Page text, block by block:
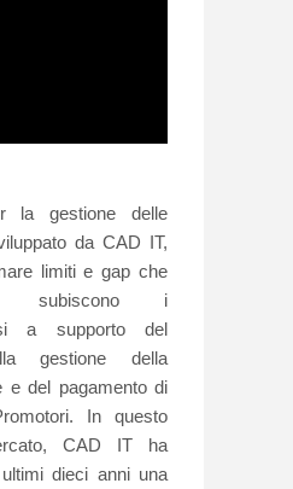
la gestione delle
da CAD IT,
limiti e gap che
subiscono i
a supporto del
gestione della
e del pagamento di
In questo
CAD IT ha
dieci anni una